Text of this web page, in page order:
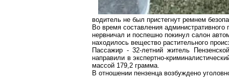
водитель не был пристегнут ремнем
Во время составления
нервничал и поспешно покинул салон
находилось вещество растительного
Пассажир - 32-летний житель
направили в экспертно-
массой 179,2 грамма.
В отношении пензенца возбуждено